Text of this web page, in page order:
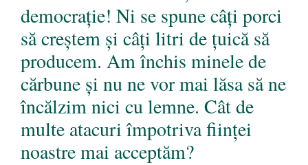
democrație! Ni se spune câți porci
să creștem și câți litri de țuică să
producem. Am închis minele de
cărbune și nu ne vor mai lăsa să ne
încălzim nici cu lemne. Cât de
multe atacuri împotriva ființei
noastre mai acceptăm?